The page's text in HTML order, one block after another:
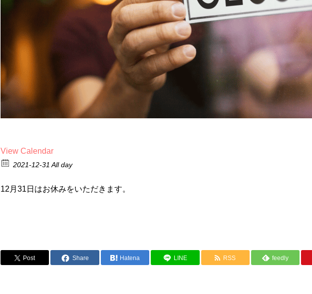
View Calendar
2021-12-31 All day
12月31日はお休みをいただきます。
Post Share Hatena LINE RSS feedly